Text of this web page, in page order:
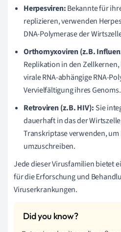
Herpesviren:Bekannte für
replizieren, verwenden
DNA-Polymerase der
Orthomyxoviren (z.B.
Replikation in den
virale RNA-abhängige RNA-
Vervielfältigung ihres Genoms.
Retroviren (z.B. HIV): Sie
dauerhaft in das der
Transkriptase verwenden, um
umzuschreiben.
Jede dieser Virusfamilien bietet
für die Erforschung und
Viruserkrankungen.